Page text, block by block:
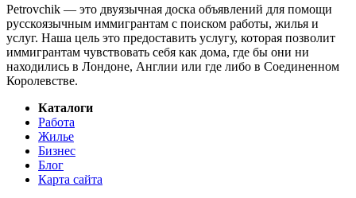
Petrovchik — это двуязычная доска объявлений для помощи
русскоязычным иммигрантам с поиском работы, жилья и
услуг. Наша цель это предоставить услугу, которая позволит
иммигрантам чувствовать себя как дома, где бы они ни
находились в Лондоне, Англии или где либо в Соединенном
Королевстве.
Каталоги
Работа
Жилье
Бизнес
Блог
Карта сайта